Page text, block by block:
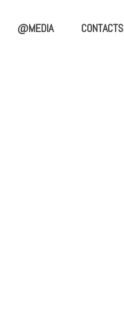
@MEDIA CONTACTS